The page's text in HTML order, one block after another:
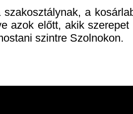
a
azok előtt, akik
szintre Szolnokon.